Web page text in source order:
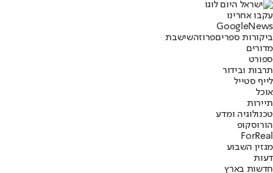
עקבו אחרינו
GoogleNews
ביקורות ספריםפרוזהשישבת
מדורים
ספורט
תרבות ובידור
לייף סטייל
אוכל
תיירות
טכנולוגיה ומדע
הורוסקופ
ForReal
מגזין השבוע
דעות
חדשות בארץ